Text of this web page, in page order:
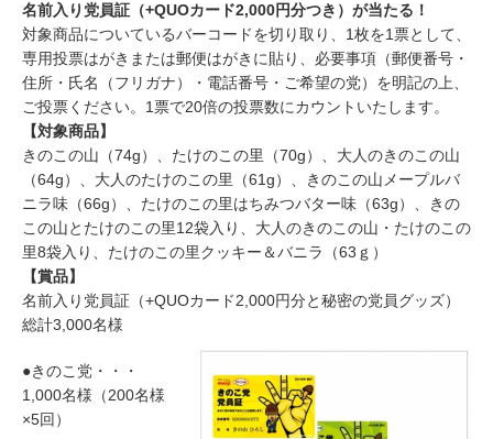
名前入り党員証（+QUOカード2,000円分つき）が当たる！
対象商品についているバーコードを切り取り、1枚を1票として、
専用投票はがきまたは郵便はがきに貼り、必要事項（郵便番号・
住所・氏名（フリガナ）・電話番号・ご希望の党）を明記の上、
ご投票ください。1票で20倍の投票数にカウントいたします。
【対象商品】
きのこの山（74g）、たけのこの里（70g）、大人のきのこの山
（64g）、大人のたけのこの里（61g）、きのこの山メープルバ
ニラ味（66g）、たけのこの里はちみつバター味（63g）、きの
この山とたけのこの里12袋入り、大人のきのこの山・たけのこの
里8袋入り、たけのこの里クッキー＆バニラ（63ｇ）
【賞品】
名前入り党員証（+QUOカード2,000円分と秘密の党員グッズ）
総計3,000名様
●きのこ党・・・
1,000名様（200名様
×5回）